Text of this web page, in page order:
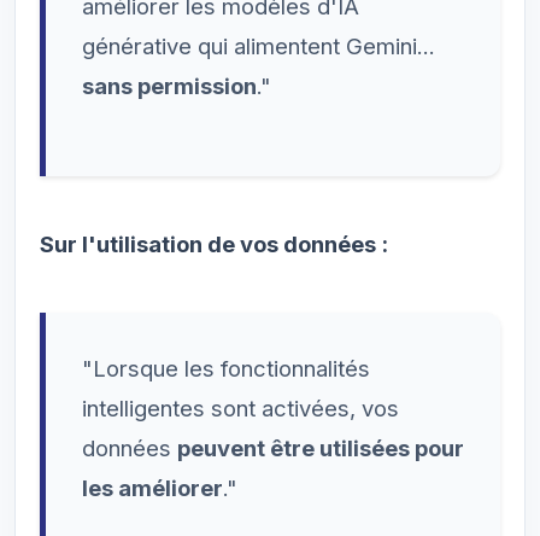
améliorer les modèles d'IA
générative qui alimentent Gemini...
sans permission."
Sur l'utilisation de vos données :
"Lorsque les fonctionnalités
intelligentes sont activées, vos
données peuvent être utilisées pour
les améliorer."